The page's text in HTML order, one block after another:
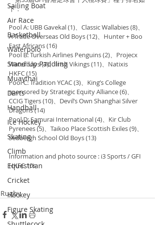
Sailing Boat
Air Race
Basketball
Waterpolo
Stand Up Paddling
Muaythai
Darts
Handball
Ice Hockey
Skating
Climb
Equestrian
Cricket
Hockey
Figure Skating
下：
Pool A: UBB Gavekal (1)、Classic Wallabies (8)、
A-Trade Overseas Old Boys (12)、Hunter + Boo
East Africans (16)
Pool B: Turkish Airlines Penguins (2)、Projecx
Waterboys (7)、Irish Vikings (11)、Natixis
HKFC (15)
Pool C: Tradition YCAC (3)、King’s College
sponsored by Strategic Equity Alliance (6)、
CCIG Tigers (10)、Devil’s Own Shanghai Silver
Dragons (14)
Pool D: Samurai International (4)、Kir Club
Pyrenees (5)、Taikoo Place Scottish Exiles (9)、
Sedbergh School Old Boys (13)
Information and photo source : i3 Sports / GFI
HKFC 10s
Rugby